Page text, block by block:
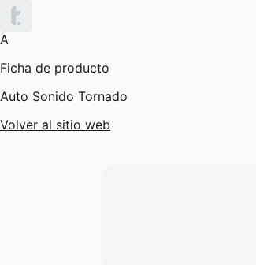
A
Ficha de producto
Auto Sonido Tornado
Volver al sitio web